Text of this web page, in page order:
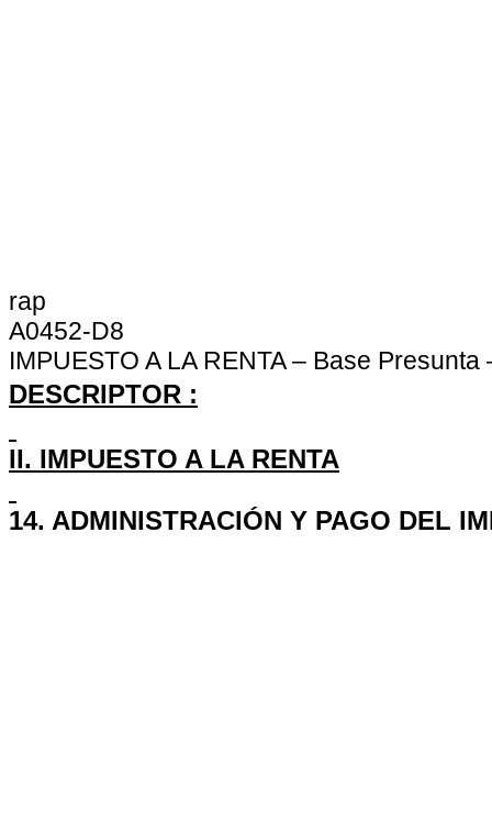
rap
A0452-D8
IMPUESTO A LA RENTA – Base
DESCRIPTOR :
II. IMPUESTO A LA RENTA
14. ADMINISTRACIÓN Y PAGO DEL